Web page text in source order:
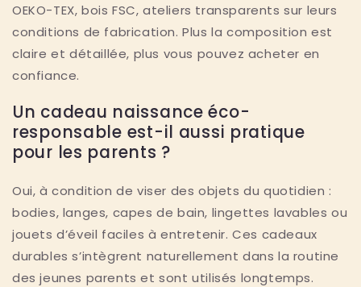
OEKO-TEX, bois FSC, ateliers transparents sur leurs
conditions de fabrication. Plus la composition est
claire et détaillée, plus vous pouvez acheter en
confiance.
Un cadeau naissance éco-
responsable est-il aussi pratique
pour les parents ?
Oui, à condition de viser des objets du quotidien :
bodies, langes, capes de bain, lingettes lavables ou
jouets d’éveil faciles à entretenir. Ces cadeaux
durables s’intègrent naturellement dans la routine
des jeunes parents et sont utilisés longtemps.